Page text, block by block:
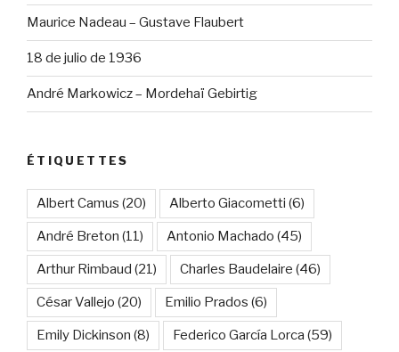
Maurice Nadeau – Gustave Flaubert
18 de julio de 1936
André Markowicz – Mordehaï Gebirtig
ÉTIQUETTES
Albert Camus (20) Alberto Giacometti (6)
André Breton (11) Antonio Machado (45)
Arthur Rimbaud (21) Charles Baudelaire (46)
César Vallejo (20) Emilio Prados (6)
Emily Dickinson (8) Federico García Lorca (59)